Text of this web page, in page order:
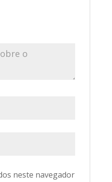
neste navegador